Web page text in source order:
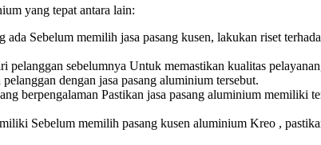
yang tepat antara lain:
ada Sebelum memilih jasa pasang kusen, lakukan riset
pelanggan sebelumnya Untuk memastikan kualitas
dengan jasa pasang aluminium tersebut.
berpengalaman Pastikan jasa pasang aluminium memiliki
Sebelum memilih pasang kusen aluminium Kreo ,